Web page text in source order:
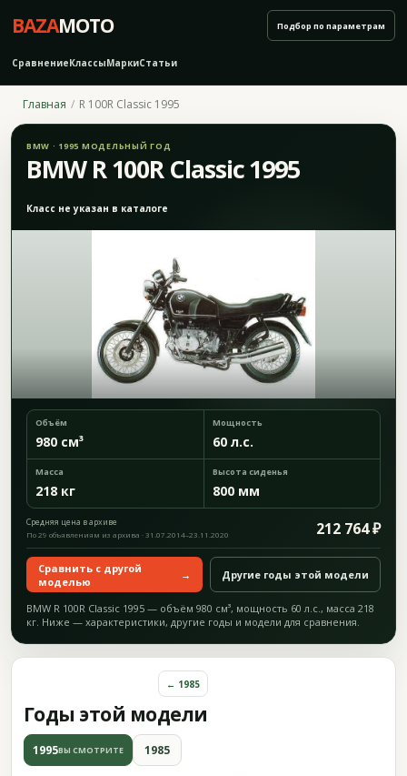
BAZAMOTO
СравнениеКлассыМаркиСтатьи
Подбор по параметрам
Главная R 100R Classic 1995
BMW · 1995 МОДЕЛЬНЫЙ ГОД
BMW R 100R Classic 1995
Класс не указан в каталоге
Объём
980 см³
Мощность
60 л.с.
Масса
218 кг
Высота сиденья
800 мм
Средняя цена в архиве 212 764 ₽
По 29 объявлениям из архива · 31.07.2014–23.11.2020
Сравнить с другой
моделью
→ Другие годы этой модели
BMW R 100R Classic 1995 — объём 980 см³, мощность 60 л.с., масса 218
кг. Ниже — характеристики, другие годы и модели для сравнения.
Годы этой модели
← 1985
1995ВЫ СМОТРИТЕ 1985